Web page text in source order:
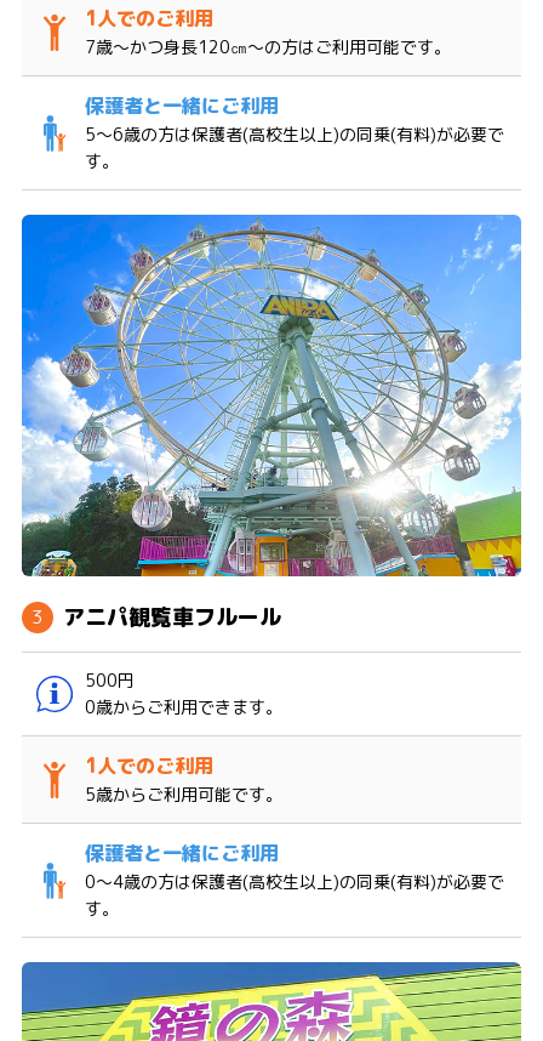
7歳～かつ身長120㎝～の方はご利用可能です。
5〜6歳の方は保護者(高校生以上)の同乗(有料)が必要で
す。
アニパ観覧車フルール
500円
0歳からご利用できます。
5歳からご利用可能です。
0〜4歳の方は保護者(高校生以上)の同乗(有料)が必要で
す。